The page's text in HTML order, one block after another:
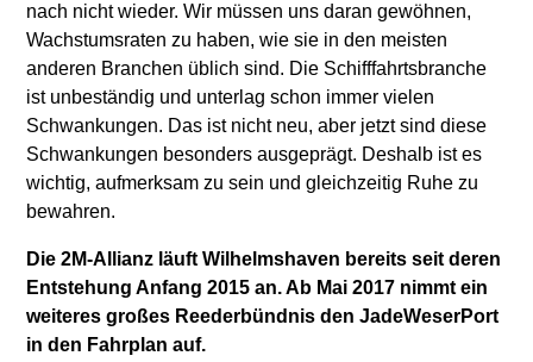
nach nicht wieder. Wir müssen uns daran gewöhnen,
Wachstumsraten zu haben, wie sie in den meisten
anderen Branchen üblich sind. Die Schifffahrtsbranche
ist unbeständig und unterlag schon immer vielen
Schwankungen. Das ist nicht neu, aber jetzt sind diese
Schwankungen besonders ausgeprägt. Deshalb ist es
wichtig, aufmerksam zu sein und gleichzeitig Ruhe zu
bewahren.
Die 2M-Allianz läuft Wilhelmshaven bereits seit deren
Entstehung Anfang 2015 an. Ab Mai 2017 nimmt ein
weiteres großes Reederbündnis den JadeWeserPort
in den Fahrplan auf.